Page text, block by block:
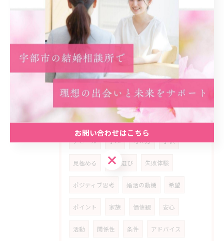
スタイル 家庭
生き方 順位 喜び
スタート 事実 初回
プラン 予想外 ネガティブ
乗り超える 経済 安定 精神
実践 振り返り
アピール 学ぶ 考え方 子供
見極める 相手選び 失敗体験
ポジティブ思考 婚活の動機 希望
ポイント 家族 価値観 安心
活動 関係性 条件 アドバイス
お問い合わせはこちら
お問い合わせはこちら